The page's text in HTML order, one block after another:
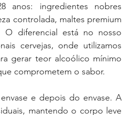
anos: ingredientes nobres
controlada, maltes premium
O diferencial está no nosso
cervejas, onde utilizamos
gerar teor alcoólico mínimo
comprometem o sabor.
e depois do envase. A
mantendo o corpo leve